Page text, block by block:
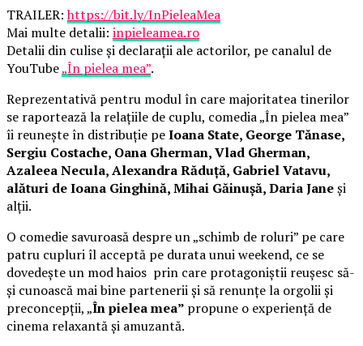
TRAILER:https://bit.ly/InPieleaMea
Mai multe detalii: inpieleamea.ro
Detalii din culise și declarații ale actorilor, pe canalul de
YouTube„În pielea mea”.
Reprezentativă pentru modul în care majoritatea tinerilor
se raportează la relațiile de cuplu, comedia „În pielea mea”
îi reunește în distribuție peIoana State, George Tănase,
Sergiu Costache, Oana Gherman, Vlad Gherman,
Azaleea Necula, Alexandra Răduță, Gabriel Vatavu,
alături de Ioana Ginghină, Mihai Găinușă, Daria Janeși
alții.
O comedie savuroasă despre un „schimb de roluri” pe care
patru cupluri îl acceptă pe durata unui weekend, ce se
dovedește un mod haios prin care protagoniștii reușesc să-
și cunoască mai bine partenerii și să renunțe la orgolii și
preconcepții, „În pielea mea” propune o experiență de
cinema relaxantă și amuzantă.